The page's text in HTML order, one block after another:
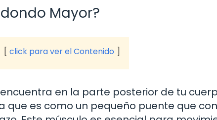
Mayor?
click para ver el Contenido
en la parte posterior de tu
que es como un pequeño puente que